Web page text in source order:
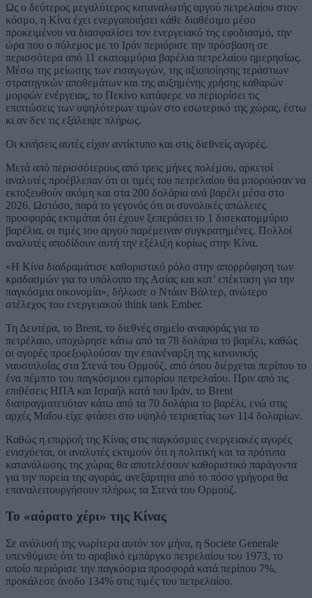
Ως ο δεύτερος μεγαλύτερος καταναλωτής αργού πετρελαίου στον
κόσμο, η Κίνα έχει ενεργοποιήσει κάθε διαθέσιμο μέσο
προκειμένου να διασφαλίσει τον ενεργειακό της εφοδιασμό, την
ώρα που ο πόλεμος με το Ιράν περιόρισε την πρόσβαση σε
περισσότερα από 11 εκατομμύρια βαρέλια πετρελαίου ημερησίως.
Μέσω της μείωσης των εισαγωγών, της αξιοποίησης τεράστιων
στρατηγικών αποθεμάτων και της αυξημένης χρήσης καθαρών
μορφών ενέργειας, το Πεκίνο κατάφερε να περιορίσει τις
επιπτώσεις των υψηλότερων τιμών στο εσωτερικό της χώρας, έστω
κι αν δεν τις εξάλειψε πλήρως.
Οι κινήσεις αυτές είχαν αντίκτυπο και στις διεθνείς αγορές.
Μετά από περισσότερους από τρεις μήνες πολέμου, αρκετοί
αναλυτές προέβλεπαν ότι οι τιμές του πετρελαίου θα μπορούσαν να
εκτοξευθούν ακόμη και στα 200 δολάρια ανά βαρέλι μέσα στο
2026. Ωστόσο, παρά το γεγονός ότι οι συνολικές απώλειες
προσφοράς εκτιμάται ότι έχουν ξεπεράσει το 1 δισεκατομμύριο
βαρέλια, οι τιμές του αργού παρέμειναν συγκρατημένες. Πολλοί
αναλυτές αποδίδουν αυτή την εξέλιξη κυρίως στην Κίνα.
«Η Κίνα διαδραμάτισε καθοριστικό ρόλο στην απορρόφηση των
κραδασμών για το υπόλοιπο της Ασίας και κατ’ επέκταση για την
παγκόσμια οικονομία», δήλωσε ο Ντάαν Βάλτερ, ανώτερο
στέλεχος του ενεργειακού think tank Ember.
Τη Δευτέρα, το Brent, το διεθνές σημείο αναφοράς για το
πετρέλαιο, υποχώρησε κάτω από τα 78 δολάρια το βαρέλι, καθώς
οι αγορές προεξοφλούσαν την επανέναρξη της κανονικής
ναυσιπλοΐας στα Στενά του Ορμούζ, από όπου διέρχεται περίπου το
ένα πέμπτο του παγκόσμιου εμπορίου πετρελαίου. Πριν από τις
επιθέσεις ΗΠΑ και Ισραήλ κατά του Ιράν, το Brent
διαπραγματευόταν κάτω από τα 70 δολάρια το βαρέλι, ενώ στις
αρχές Μαΐου είχε φτάσει στο υψηλό τετραετίας των 114 δολαρίων.
Καθώς η επιρροή της Κίνας στις παγκόσμιες ενεργειακές αγορές
ενισχύεται, οι αναλυτές εκτιμούν ότι η πολιτική και τα πρότυπα
κατανάλωσης της χώρας θα αποτελέσουν καθοριστικό παράγοντα
για την πορεία της αγοράς, ανεξάρτητα από το πόσο γρήγορα θα
επαναλειτουργήσουν πλήρως τα Στενά του Ορμούζ.
Το «αόρατο χέρι» της Κίνας
Σε ανάλυσή της νωρίτερα αυτόν τον μήνα, η Societe Generale
υπενθύμισε ότι το αραβικό εμπάργκο πετρελαίου του 1973, το
οποίο περιόρισε την παγκόσμια προσφορά κατά περίπου 7%,
προκάλεσε άνοδο 134% στις τιμές του πετρελαίου.